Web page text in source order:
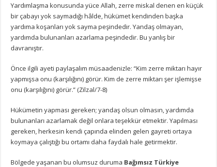
Yardımlaşma konusunda yüce Allah, zerre miskal denen en küçük
bir çabayı yok saymadığı hâlde, hükümet kendinden başka
yardıma koşanları yok sayma peşindedir. Yandaş olmayan,
yardımda bulunanları azarlama peşindedir. Bu yanlış bir
davranıştır.
Önce ilgili ayeti paylaşalım müsaadenizle: “Kim zerre miktarı hayır
yapmışsa onu (karşılığını) görür. Kim de zerre miktarı şer işlemişse
onu (karşılığını) görür.” (Zilzal/7-8)
Hükümetin yapması gereken; yandaş olsun olmasın, yardımda
bulunanları azarlamak değil onlara teşekkür etmektir. Yapılması
gereken, herkesin kendi çapında elinden gelen gayreti ortaya
koymaya çalıştığı bu ortamı daha faydalı hale getirmektir.
Bölgede yaşanan bu olumsuz duruma Bağımsız Türkiye